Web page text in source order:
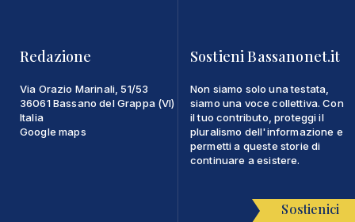
Redazione
Via Orazio Marinali, 51/53
36061 Bassano del Grappa (VI)
Italia
Google maps
Sostieni Bassanonet.it
Non siamo solo una testata,
siamo una voce collettiva. Con
il tuo contributo, proteggi il
pluralismo dell'informazione e
permetti a queste storie di
continuare a esistere.
Sostienici